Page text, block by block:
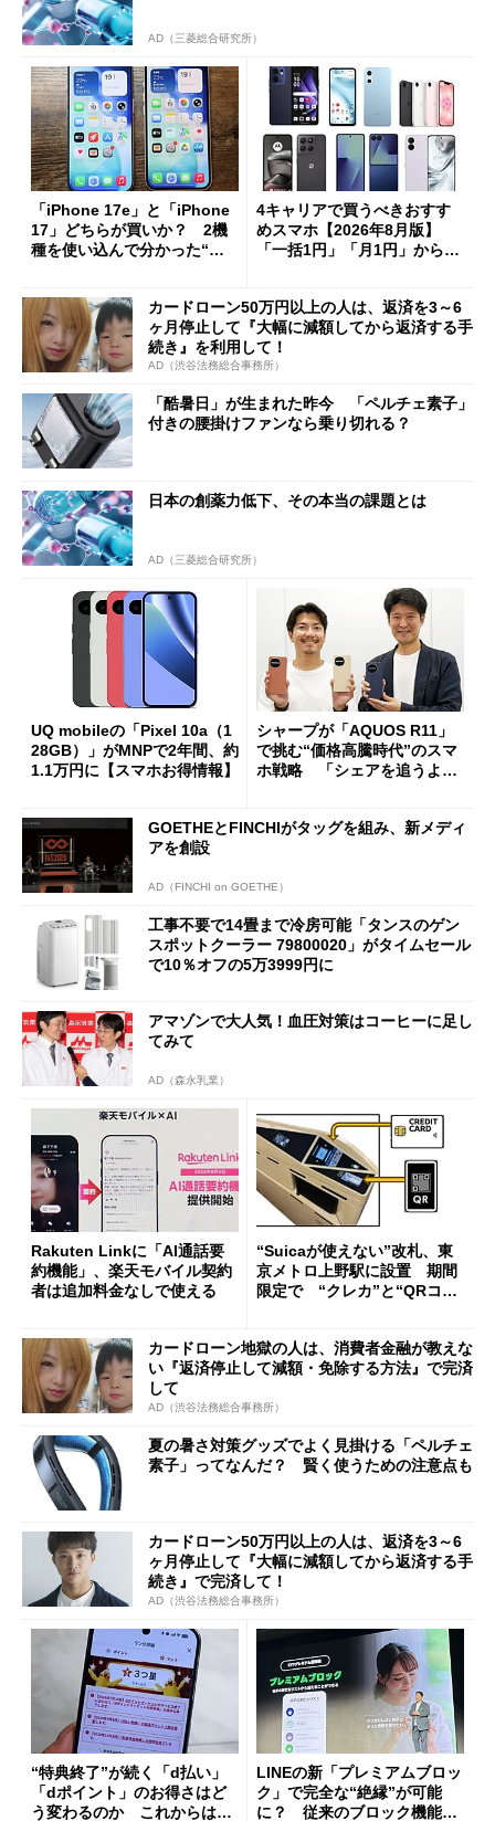
AD（三菱総合研究所）
「iPhone 17e」と「iPhone
17」どちらが買いか？ 2機
種を使い込んで分かった“ス
4キャリアで買うべきおすす
めスマホ【2026年8月版】
「一括1円」「月1円」からお
カードローン50万円以上の人は、返済を3～6
ヶ月停止して『大幅に減額してから返済する手
続き』を利用して！
AD（渋谷法務総合事務所）
「酷暑日」が生まれた昨今 「ペルチェ素子」
付きの腰掛けファンなら乗り切れる？
日本の創薬力低下、その本当の課題とは
AD（三菱総合研究所）
UQ mobileの「Pixel 10a（1
28GB）」がMNPで2年間、約
1.1万円に【スマホお得情報】
シャープが「AQUOS R11」
で挑む“価格高騰時代”のスマ
ホ戦略 「シェアを追うより
GOETHEとFINCHIがタッグを組み、新メディ
アを創設
AD（FINCHI on GOETHE）
工事不要で14畳まで冷房可能「タンスのゲン
スポットクーラー 79800020」がタイムセール
で10％オフの5万3999円に
アマゾンで大人気！血圧対策はコーヒーに足し
てみて
AD（森永乳業）
Rakuten Linkに「AI通話要
約機能」、楽天モバイル契約
者は追加料金なしで使える
“Suicaが使えない”改札、東
京メトロ上野駅に設置 期間
限定で “クレカ”と“QRコー
カードローン地獄の人は、消費者金融が教えな
い『返済停止して減額・免除する方法』で完済
して
AD（渋谷法務総合事務所）
夏の暑さ対策グッズでよく見掛ける「ペルチェ
素子」ってなんだ？ 賢く使うための注意点も
カードローン50万円以上の人は、返済を3～6
ヶ月停止して『大幅に減額してから返済する手
続き』で完済して！
AD（渋谷法務総合事務所）
“特典終了”が続く「d払い」
「dポイント」のお得さはど
う変わるのか これからは
LINEの新「プレミアムブロッ
ク」で完全な“絶縁”が可能
に？ 従来のブロック機能と